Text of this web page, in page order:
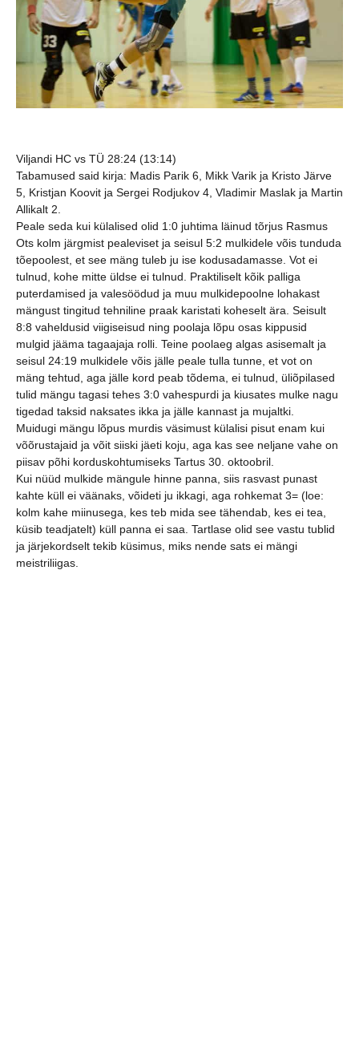
Viljandi HC vs TÜ 28:24 (13:14)
Tabamused said kirja: Madis Parik 6, Mikk Varik ja Kristo Järve
5, Kristjan Koovit ja Sergei Rodjukov 4, Vladimir Maslak ja Martin
Allikalt 2.
Peale seda kui külalised olid 1:0 juhtima läinud tõrjus Rasmus
Ots kolm järgmist pealeviset ja seisul 5:2 mulkidele võis tunduda
tõepoolest, et see mäng tuleb ju ise kodusadamasse. Vot ei
tulnud, kohe mitte üldse ei tulnud. Praktiliselt kõik palliga
puterdamised ja valesöödud ja muu mulkidepoolne lohakast
mängust tingitud tehniline praak karistati koheselt ära. Seisult
8:8 vaheldusid viigiseisud ning poolaja lõpu osas kippusid
mulgid jääma tagaajaja rolli. Teine poolaeg algas asisemalt ja
seisul 24:19 mulkidele võis jälle peale tulla tunne, et vot on
mäng tehtud, aga jälle kord peab tõdema, ei tulnud, üliõpilased
tulid mängu tagasi tehes 3:0 vahespurdi ja kiusates mulke nagu
tigedad taksid naksates ikka ja jälle kannast ja mujaltki.
Muidugi mängu lõpus murdis väsimust külalisi pisut enam kui
võõrustajaid ja võit siiski jäeti koju, aga kas see neljane vahe on
piisav põhi korduskohtumiseks Tartus 30. oktoobril.
Kui nüüd mulkide mängule hinne panna, siis rasvast punast
kahte küll ei väänaks, võideti ju ikkagi, aga rohkemat 3= (loe:
kolm kahe miinusega, kes teb mida see tähendab, kes ei tea,
küsib teadjatelt) küll panna ei saa. Tartlase olid see vastu tublid
ja järjekordselt tekib küsimus, miks nende sats ei mängi
meistriliigas.